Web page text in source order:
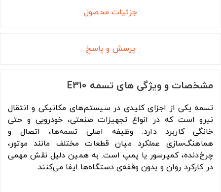
جزئیات محصول
پرسش و پاسخ
مشخصات و ویژگی های تسمه E310
تسمه یکی از اجزای کلیدی در سیستم‌های مکانیکی و انتقال
نیرو است که در انواع تجهیزات صنعتی، خودرویی و حتی
خانگی کاربرد دارد. وظیفه اصلی تسمه‌ها، اتصال و
هماهنگ‌سازی عملکرد میان قطعات مختلف مانند موتور،
چرخ‌دنده، کمپرسور یا پمپ است. به همین دلیل نقش مهمی
در کارکرد روان و بدون وقفه‌ی دستگاه‌ها ایفا می‌کنند.